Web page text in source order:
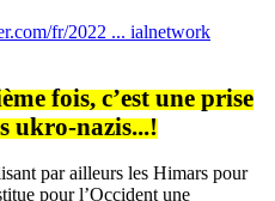
fr/2022 ... ialnetwork
fois, c’est une prise
ukro-nazis...!
par ailleurs les Himars pour
pour l’Occident une